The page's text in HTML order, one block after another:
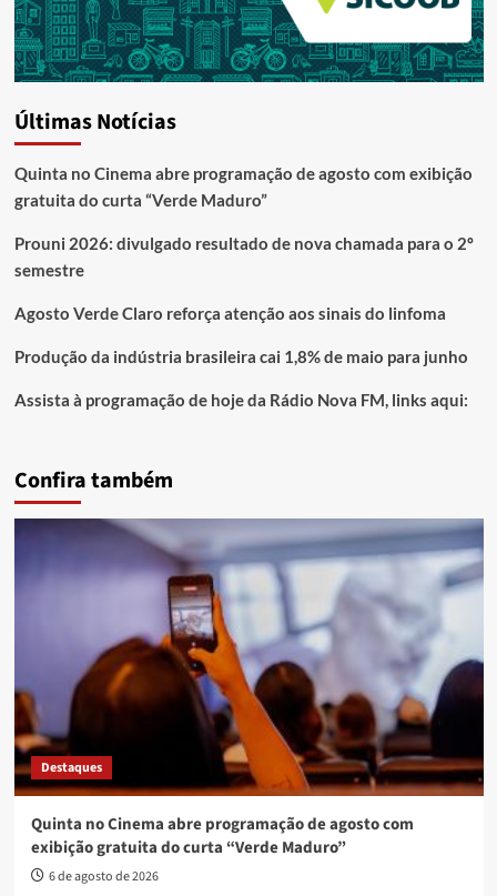
Últimas Notícias
Quinta no Cinema abre programação de agosto com exibição
gratuita do curta “Verde Maduro”
Prouni 2026: divulgado resultado de nova chamada para o 2º
semestre
Agosto Verde Claro reforça atenção aos sinais do linfoma
Produção da indústria brasileira cai 1,8% de maio para junho
Assista à programação de hoje da Rádio Nova FM, links aqui:
Confira também
Destaques
Quinta no Cinema abre programação de agosto com
exibição gratuita do curta “Verde Maduro”
6 de agosto de 2026